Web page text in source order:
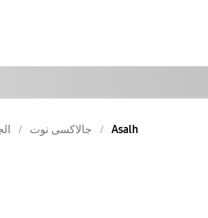
جالاكسى نوت Asalh